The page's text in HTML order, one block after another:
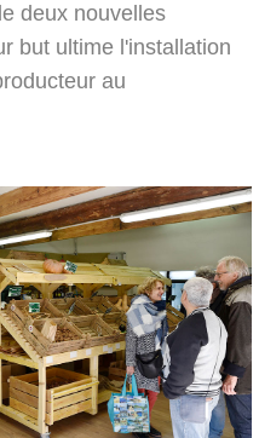
deux nouvelles
but ultime l'installation
au